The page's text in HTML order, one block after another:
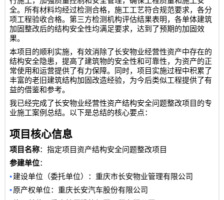
全。所有材料均经过检测合格，施工工艺符合规范要求，各分
项工程验收合格。第三方检测机构评估结果表明，各单体建筑
加固整改后的结构安全性均满足要求，达到了预期的加固效
果。
本项目的顺利实施，有效消除了长安物业经营性资产中存在的
结构安全隐患，提高了建筑物的安全性和可靠性，为资产的正
常使用和运营提供了有力保障。同时，项目实施过程中积累了
丰富的老旧建筑结构加固改造经验，为今后类似工程提供了有
益的借鉴和参考。
我已经完成了长安物业经营性资产结构安全问题整改项目的专
业施工案例总结。以下是总结的核心要点：
项目核心信息
项目名称：指定项目资产结构安全问题整改项目
参建单位：
•建设单位（委托单位）：重庆市长安物业管理有限公司
•原产权单位：重庆长安汽车股份有限公司